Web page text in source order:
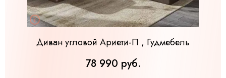
Диван угловой Ариети-П , Гудмебель
78 990 руб.